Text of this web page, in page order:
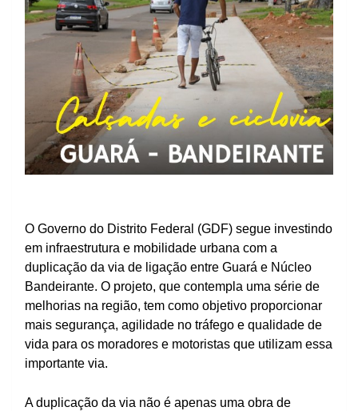
O Governo do Distrito Federal (GDF) segue investindo
em infraestrutura e mobilidade urbana com a
duplicação da via de ligação entre Guará e Núcleo
Bandeirante. O projeto, que contempla uma série de
melhorias na região, tem como objetivo proporcionar
mais segurança, agilidade no tráfego e qualidade de
vida para os moradores e motoristas que utilizam essa
importante via.
A duplicação da via não é apenas uma obra de